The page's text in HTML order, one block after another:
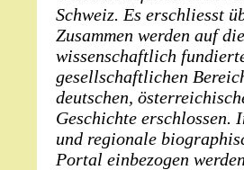
Schweiz. Es erschliesst
Zusammen werden auf
wissenschaftlich
gesellschaftlichen
deutschen,
Geschichte
und regionale
Portal einbezogen